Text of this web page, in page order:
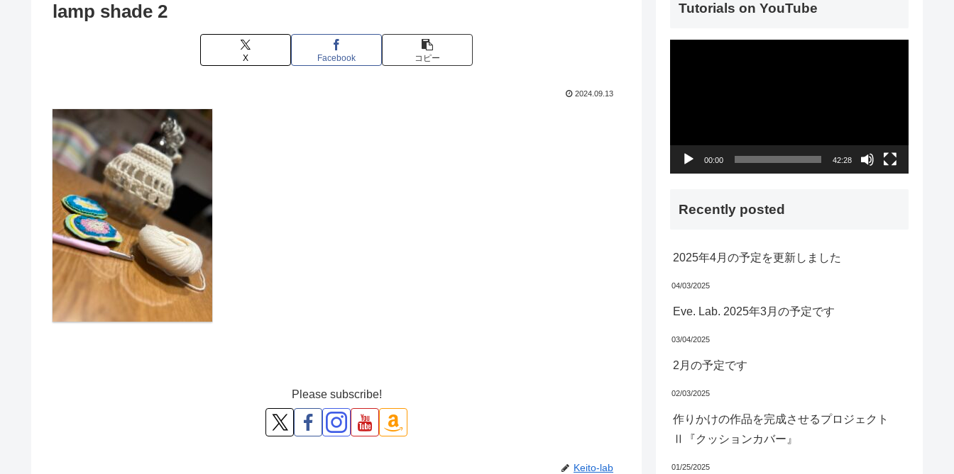
lamp shade 2
X Facebook コピー
2024.09.13
Please subscribe!
Keito-lab
Tutorials on YouTube
ヤ
00:00 42:28
Recently posted
2025年4月の予定を更新しました
04/03/2025
Eve. Lab. 2025年3月の予定です
03/04/2025
2月の予定です
02/03/2025
作りかけの作品を完成させるプロジェクト
Ⅱ『クッションカバー』
01/25/2025